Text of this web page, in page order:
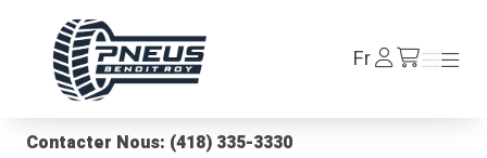
FrSe
connecter/fr/cart
Menu
Menu
Contacter Nous: (418) 335-3330